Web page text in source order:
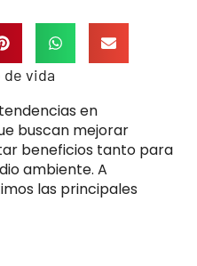
vida
en
buscan mejorar
beneficios tanto para
ambiente. A
las principales